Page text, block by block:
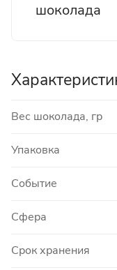
шоколада
Вес шоколада, гр
Упаковка
Событие
Сфера
Срок хранения